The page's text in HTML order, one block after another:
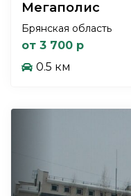
Мегаполис
Брянская область
от 3 700 р
0.5 км